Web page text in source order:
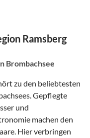
Ramsberg
Brombachsee
zu den beliebtesten
Gepflegte
und
machen den
Hier verbringen